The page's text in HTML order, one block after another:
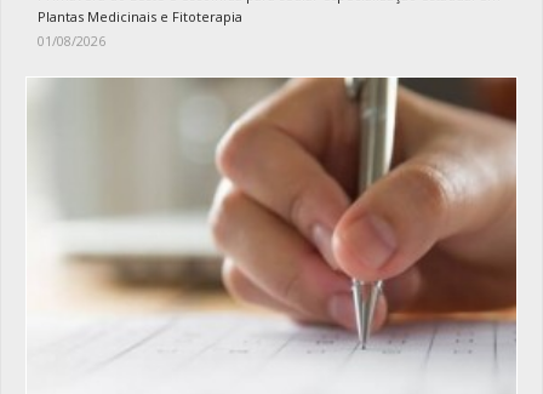
Plantas Medicinais e Fitoterapia
01/08/2026